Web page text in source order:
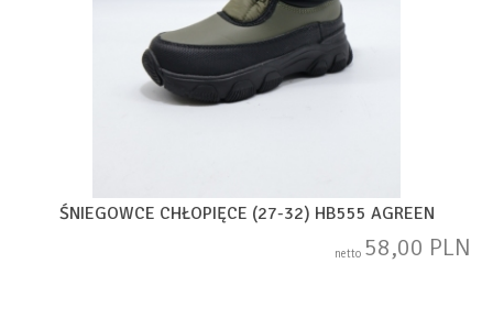
ŚNIEGOWCE CHŁOPIĘCE (27-32) HB555 AGREEN
netto 58,00 PLN